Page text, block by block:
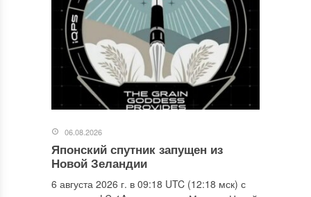
06.08.2026
Японский спутник запущен из
Новой Зеландии
6 августа 2026 г. в 09:18 UTC (12:18 мск) с